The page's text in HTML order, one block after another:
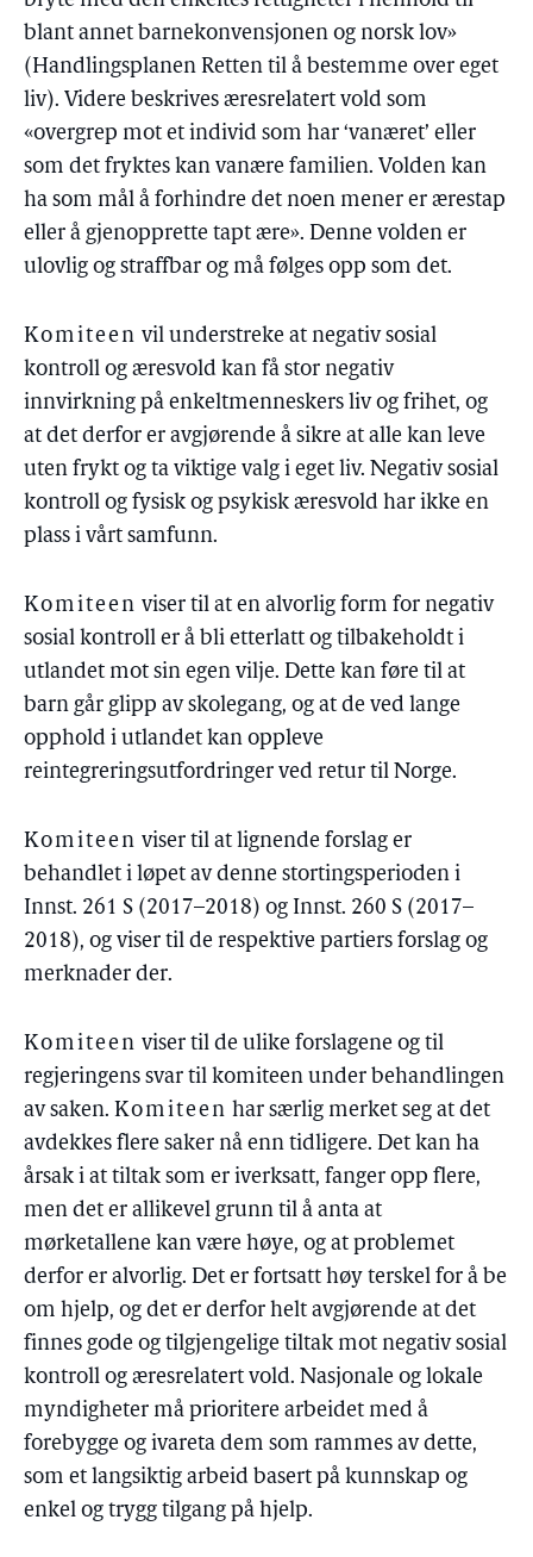
blant annet barnekonvensjonen og norsk lov»
(Handlingsplanen Retten til å bestemme over eget
liv). Videre beskrives æresrelatert vold som
«overgrep mot et individ som har ‘vanæret’ eller
som det fryktes kan vanære familien. Volden kan
ha som mål å forhindre det noen mener er ærestap
eller å gjenopprette tapt ære». Denne volden er
ulovlig og straffbar og må følges opp som det.
Komiteen vil understreke at negativ sosial
kontroll og æresvold kan få stor negativ
innvirkning på enkeltmenneskers liv og frihet, og
at det derfor er avgjørende å sikre at alle kan leve
uten frykt og ta viktige valg i eget liv. Negativ sosial
kontroll og fysisk og psykisk æresvold har ikke en
plass i vårt samfunn.
Komiteen viser til at en alvorlig form for negativ
sosial kontroll er å bli etterlatt og tilbakeholdt i
utlandet mot sin egen vilje. Dette kan føre til at
barn går glipp av skolegang, og at de ved lange
opphold i utlandet kan oppleve
reintegreringsutfordringer ved retur til Norge.
Komiteen viser til at lignende forslag er
behandlet i løpet av denne stortingsperioden i
Innst. 261 S (2017–2018) og Innst. 260 S (2017–
2018), og viser til de respektive partiers forslag og
merknader der.
Komiteen viser til de ulike forslagene og til
regjeringens svar til komiteen under behandlingen
av saken. Komiteen har særlig merket seg at det
avdekkes flere saker nå enn tidligere. Det kan ha
årsak i at tiltak som er iverksatt, fanger opp flere,
men det er allikevel grunn til å anta at
mørketallene kan være høye, og at problemet
derfor er alvorlig. Det er fortsatt høy terskel for å be
om hjelp, og det er derfor helt avgjørende at det
finnes gode og tilgjengelige tiltak mot negativ sosial
kontroll og æresrelatert vold. Nasjonale og lokale
myndigheter må prioritere arbeidet med å
forebygge og ivareta dem som rammes av dette,
som et langsiktig arbeid basert på kunnskap og
enkel og trygg tilgang på hjelp.